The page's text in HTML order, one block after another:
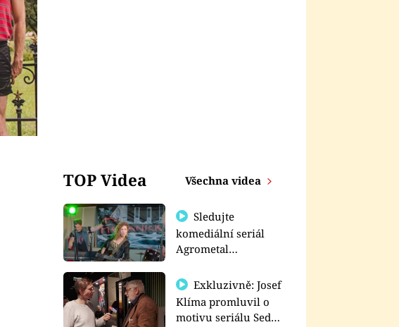
TOP Videa Všechna videa
Sledujte
komediální seriál
Agrometal
prima+
Exkluzivně: Josef
Klíma promluvil o
motivu seriálu Sedm